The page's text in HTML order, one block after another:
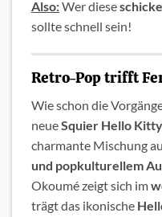
Also:Wer diese
sollte schnell sein!
Retro-Pop trifft
Wie schon die
neueSquier Hello
charmante Mischung
und popkulturellem
Okoumé zeigt sich im
trägt das ikonische